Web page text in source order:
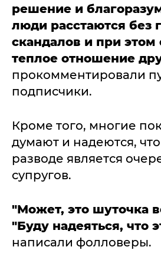
решение и
люди расстаются без
скандалов и при этом
теплое отношение
прокомментировали
подписчики.
Кроме того, многие
думают и надеются,
разводе является
супругов.
"Может, это шуточка
"Буду надеяться, что
написали фолловеры.